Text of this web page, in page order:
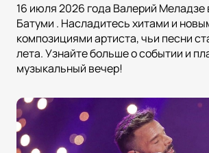
16 июля 2026 года Валерий Меладзе
Батуми . Насладитесь хитами и
композициями артиста, чьи песни
лета. Узнайте больше о событии и
музыкальный вечер!